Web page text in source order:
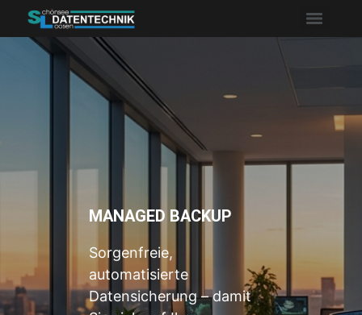
MANAGED BACKUP
Sorgenfreie,
automatisierte
Datensicherung – damit